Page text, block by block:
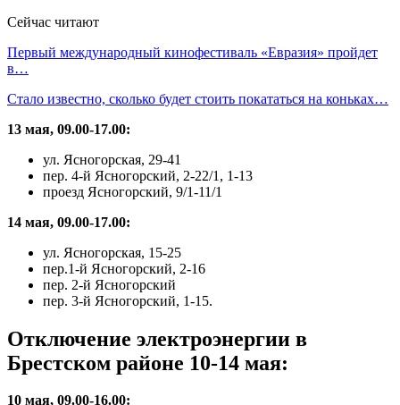
Сейчас читают
Первый международный кинофестиваль «Евразия» пройдет
в…
Стало известно, сколько будет стоить покататься на коньках…
13 мая, 09.00-17.00:
ул. Ясногорская, 29-41
пер. 4-й Ясногорский, 2-22/1, 1-13
проезд Ясногорский, 9/1-11/1
14 мая, 09.00-17.00:
ул. Ясногорская, 15-25
пер.1-й Ясногорский, 2-16
пер. 2-й Ясногорский
пер. 3-й Ясногорский, 1-15.
Отключение электроэнергии в
Брестском районе 10-14 мая:
10 мая, 09.00-16.00: